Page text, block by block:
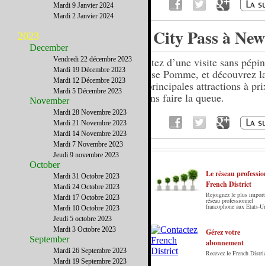
Le City Pass à
Profitez d’une visite sans
Grosse Pomme, et découvrez
ses principales attractions à
et sans faire la queue.
Le French District est le premier guide sur
internet en Français sur les Etats-Unis. Notre
principe : Le meilleur des Etats-Unis par ceux qui
Le réseau
French District
Rejoignez le plus
réseau professionnel
francophone aux Etats-
Gérez votre
abonnement
Recevez le French
Mardi 9 Janvier 2024
Mardi 2 Janvier 2024
2023
December
Vendredi 22 décembre 2023
Mardi 19 Décembre 2023
Mardi 12 Décembre 2023
Mardi 5 Décembre 2023
November
Mardi 28 Novembre 2023
Mardi 21 Novembre 2023
Mardi 14 Novembre 2023
Mardi 7 Novembre 2023
Jeudi 9 novembre 2023
October
Mardi 31 Octobre 2023
Mardi 24 Octobre 2023
Mardi 17 Octobre 2023
Mardi 10 Octobre 2023
Jeudi 5 octobre 2023
Mardi 3 Octobre 2023
September
Mardi 26 Septembre 2023
Mardi 19 Septembre 2023